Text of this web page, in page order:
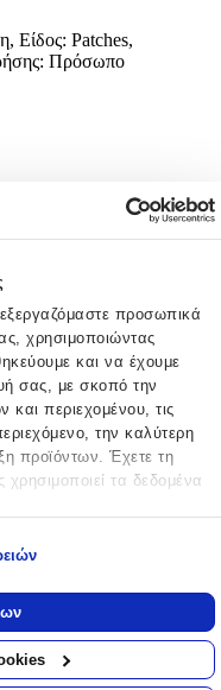
προσωπικά
χρησιμοποιώντας
και να έχουμε
σας, με σκοπό την
και περιεχομένου, τις
την καλύτερη
προϊόντων. Έχετε τη
τα δεδομένα
ακριβείς σε απόσταση
σαρώνοντας ενεργά
(δακτυλικό αποτύπωμα)
Είδος: Patches,
Πρόσωπο